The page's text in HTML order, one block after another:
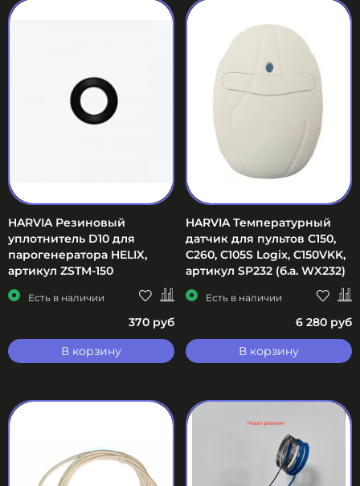
HARVIA Резиновый
уплотнитель D10 для
парогенератора HELIX,
артикул ZSTM-150
Есть в наличии
370 руб
В корзину
HARVIA Температурный
датчик для пультов С150,
C260, C105S Logix, C150VKK,
артикул SP232 (б.а. WX232)
Есть в наличии
6 280 руб
В корзину